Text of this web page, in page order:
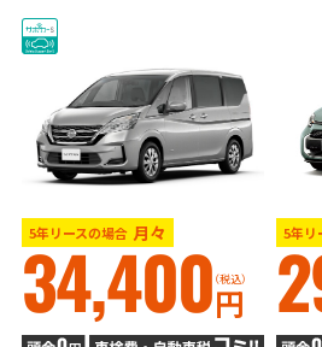
5年リースの場合 月々
34,400円
（税込）
5年リ